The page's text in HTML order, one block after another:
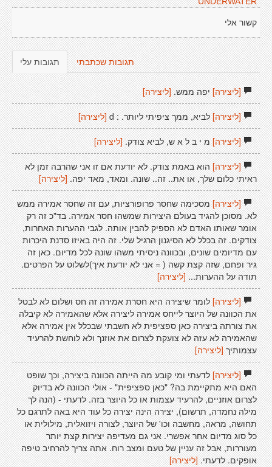
קשור אלי
תגובות עלי תגובות שכתבתי
[ליצירה]יפה ממש. [ליצירה]
[ליצירה]לביא, ממך ציפיתי ליותר. : d [ליצירה]
[ליצירה]מ י ב ל א ש, לביא צודק.[ליצירה]
[ליצירה]הוא באמת צודק. לא יודעת אם זו אני שהרבה זמן לא
ראיתי כלום שלך, או את.. זה.. שונה. ומאד, מאד יפה. [ליצירה]
[ליצירה]מסכימה שחסר פרופורציות, עם זה שחסר אמירה ממש
לא. מסוכן להגיד בעולם היצירות שמשהו חסר אמירה. בד"כ זה רק
אומר שאותו האדם לא הספיק להבין אותה. לגבי ההערות האחרות,
צודקים. זה בכלל לא הסיגנון הרגיל שלי. זה היה באיזו סדנת היכרות
עם מדיומים שונים, ובכוונה ניסיתי משהו שונה לכל מדיום. כאן זה
גיר ופחם, שזה קצת קשה ( = אני לא יודעת איך)לשלוט על הפרטים.
תודה על ההערות... [ליצירה]
[ליצירה]לומר שיצירה היא חסרת אמירה זה חס ושלום לא לבטל
את הכוונה של היוצר לייחס אמירה ליצירה אלא שהאמירה לא קיבלה
את צורתה ביצירה כאן ספציפית לא חשבתי שבכלל אין אמירה אלא
שהאמירה לא עזה לא צועקת לצרום את אוזנך ולא לוחשת להרעיד
עצמותיך [ליצירה]
[ליצירה]לדעתי ומי קובע מה הייתה הכוונה ביצירה, וכך שופט
האם היא מתקיימת בה? "כאן ספציפית" - אולי הכוונה לא בדיוק
לצרום אוזניים, להרעיד עצמות או כל היוצר בזה. לדעתי - (הנה לך
מילה נחמדה, תרשום), יצירה הינה יצירה כל עוד היא באה לתרגם כל
תחושה, מראה, מחשבה וכו' של היוצר, לצורה ויזואלית, מילולית או
כל סוג מדיום אחר אפשרי. אני גם מעדיפה יצירות קצת יותר
מעוררות, אבל זה עניין של טעם ומצב רוח. אתה צריך להרחיב טיפה
אופקים. לדעתי.[ליצירה]